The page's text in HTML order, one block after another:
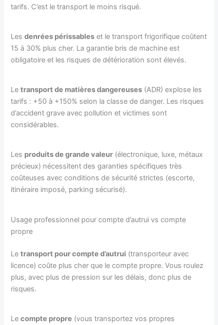
tarifs. C’est le transport le moins risqué.
Lesdenrées périssables et le transport frigorifique coûtent
15 à 30% plus cher. La garantie bris de machine est
obligatoire et les risques de détérioration sont élevés.
Letransport de matières dangereuses (ADR) explose les
tarifs : +50 à +150% selon la classe de danger. Les risques
d’accident grave avec pollution et victimes sont
considérables.
Les produits de grande valeur (électronique, luxe, métaux
précieux) nécessitent des garanties spécifiques très
coûteuses avec conditions de sécurité strictes (escorte,
itinéraire imposé, parking sécurisé).
Usage professionnel pour compte d’autrui vs compte
propre
Letransport pour compte d’autrui (transporteur avec
licence) coûte plus cher que le compte propre. Vous roulez
plus, avec plus de pression sur les délais, donc plus de
risques.
Lecompte propre (vous transportez vos propres